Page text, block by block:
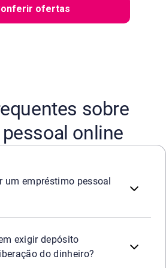
ofertas
sobre
online
um empréstimo pessoal
exigir depósito
do dinheiro?